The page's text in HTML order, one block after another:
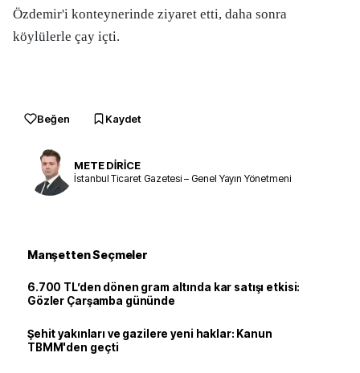
Özdemir'i konteynerinde ziyaret etti, daha sonra
köylülerle çay içti.
Beğen Kaydet
METE DİRİCE
İstanbul Ticaret Gazetesi – Genel Yayın Yönetmeni
Manşetten Seçmeler
6.700 TL’den dönen gram altında kar satışı etkisi:
Gözler Çarşamba gününde
Şehit yakınları ve gazilere yeni haklar: Kanun
TBMM'den geçti